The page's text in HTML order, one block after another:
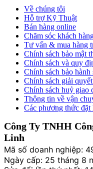
Về chúng tôi
Hỗ trợ Kỹ Thuật
Bán hàng online
Chăm sóc khách
Tư vấn & mua hàng
Chính sách bảo mật
Chính sách và quy
Chính sách bảo hành
Chính sách giải
Chính sách huỷ giao
Thông tin về vận
Các phương thức đặt
Công Ty TNHH
Linh
Mã số doanh nghiệp:
Ngày cấp: 25 tháng 8